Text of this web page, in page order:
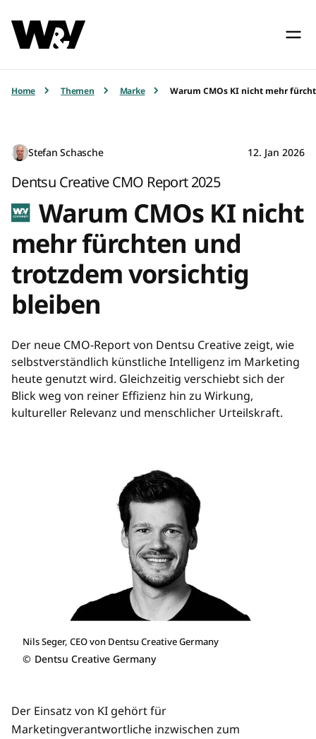
Home Themen Marke Warum CMOs KI nicht mehr
Stefan Schasche 12. Jan 2026
Dentsu Creative CMO Report 2025
Warum CMOs KI nicht
mehr fürchten und
trotzdem vorsichtig
bleiben
Der neue CMO-Report von Dentsu Creative zeigt, wie
selbstverständlich künstliche Intelligenz im Marketing
heute genutzt wird. Gleichzeitig verschiebt sich der
Blick weg von reiner Effizienz hin zu Wirkung,
kultureller Relevanz und menschlicher Urteilskraft.
Nils Seger, CEO von Dentsu Creative Germany
© Dentsu Creative Germany
Der Einsatz von KI gehört für
Marketingverantwortliche inzwischen zum